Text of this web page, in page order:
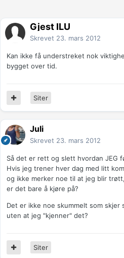
Gjest ILU
Skrevet 23. mars 2012
Kan ikke få understreket nok
bygget over tid.
Siter
Juli
Skrevet 23. mars 2012
Så det er rett og slett hvordan JEG
Hvis jeg trener hver dag med litt
og ikke merker noe til at jeg blir
er det bare å kjøre på?
Det er ikke noe skummelt som skjer
uten at jeg "kjenner" det?
Siter